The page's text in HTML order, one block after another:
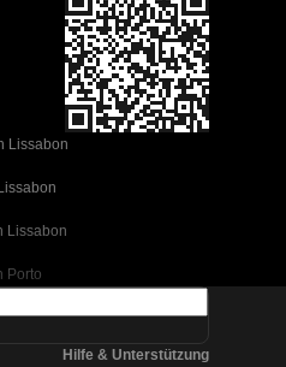
Lissabon
Lissabon
Porto
Barcelona
Hilfe & Unterstützung